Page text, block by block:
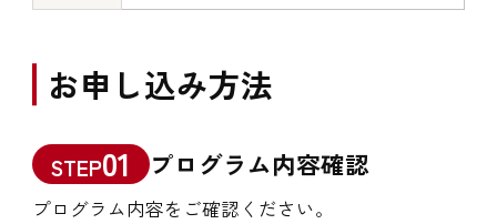
お申し込み方法
STEP01 プログラム内容確認
プログラム内容をご確認ください。